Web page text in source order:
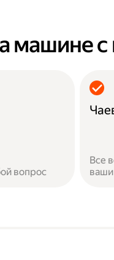
машине
вопрос
Все
ваши